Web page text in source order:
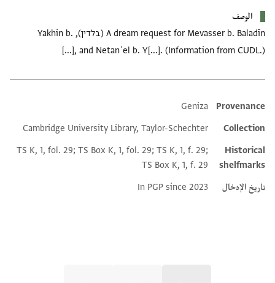
الوصف
A dream request for Mevasser b. Baladīn (בלדין), Yakhin b.
[...], and Netanʾel b. Y[...]. (Information from CUDL.)
Additional metadata
Provenance
Geniza
Collection
Cambridge University Library, Taylor-Schechter
Historical
shelfmarks
TS K, 1, fol. 29; TS Box K, 1, fol. 29; TS K, 1, f. 29;
TS Box K, 1, f. 29
تاريخ الإدخال
In PGP since 2023